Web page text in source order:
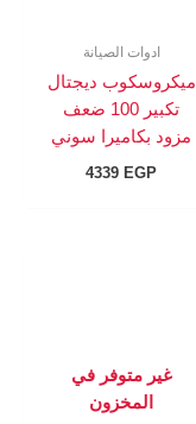
ادوات الصيانة
ميكروسكوب ديجتال
تكبير 100 ضعف
مزود بكاميرا سوني
4339 EGP
غير متوفر في
المخزون